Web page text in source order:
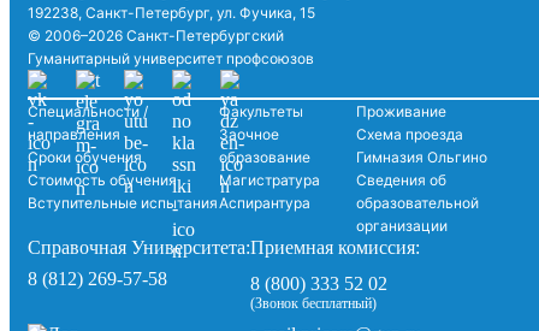
192238, Санкт-Петербург, ул. Фучика, 15
© 2006–2026 Санкт-Петербургский
Гуманитарный университет профсоюзов
Специальности /
направления
Сроки обучения
Стоимость обучения
Вступительные испытания
Факультеты
Заочное
образование
Магистратура
Аспирантура
Проживание
Схема проезда
Гимназия Ольгино
Сведения об
образовательной
организации
Справочная Университета:
8 (812) 269-57-58
Приемная комиссия:
8 (800) 333 52 02
(Звонок бесплатный)